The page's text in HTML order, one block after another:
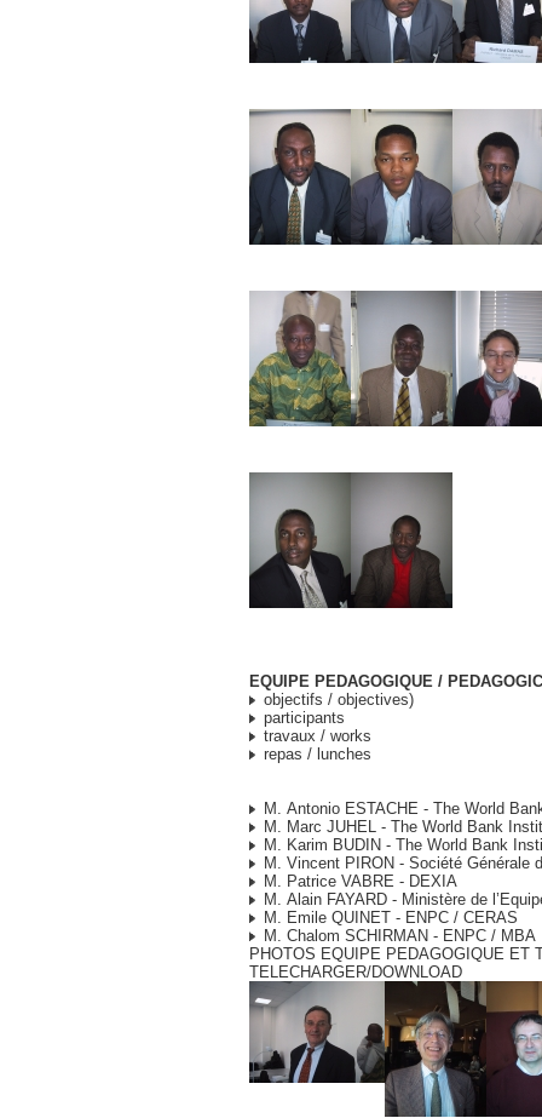
EQUIPE PEDAGOGIQUE /
objectifs / objectives)
participants
travaux / works
repas / lunches
M. Antonio ESTACHE - The World
M. Marc JUHEL - The World Bank
M. Karim BUDIN - The World Bank
M. Vincent PIRON - Société Générale
M. Patrice VABRE - DEXIA
M. Alain FAYARD - Ministère de
M. Emile QUINET - ENPC / CERAS
M. Chalom SCHIRMAN - ENPC / MBA
PHOTOS EQUIPE PEDAGOGIQUE ET
TELECHARGER/DOWNLOAD